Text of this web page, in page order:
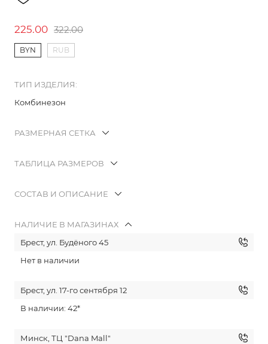
225.00 322.00
BYN RUB
ТИП ИЗДЕЛИЯ:
Комбинезон
РАЗМЕРНАЯ СЕТКА
ТАБЛИЦА РАЗМЕРОВ
СОСТАВ И ОПИСАНИЕ
НАЛИЧИЕ В МАГАЗИНАХ
Брест, ул. Будёного 45
Нет в наличии
Брест, ул. 17-го сентября 12
В наличии: 42*
Минск, ТЦ "Dana Mall"